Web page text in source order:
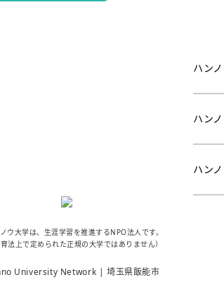
ハン
ハン
ハン
ウ大学は、生涯学習を推進するNPO法人です。
育法上で定められた正規の大学ではありません）
University Network | 埼玉県飯能市